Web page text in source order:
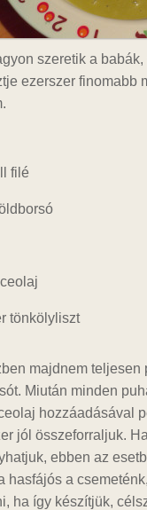
szeretik a
ezerszer finomabb
filé
tönkölyliszt
majdnem
Miután minden
hozzáadásával
jól összeforraljuk.
ebben az
hasfájós a
ha így készítjük,